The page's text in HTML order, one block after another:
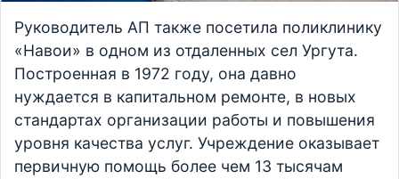
Руководитель АП также посетила поликлинику
«Навои» в одном из отдаленных сел Ургута.
Построенная в 1972 году, она давно
нуждается в капитальном ремонте, в новых
стандартах организации работы и повышения
уровня качества услуг. Учреждение оказывает
первичную помощь более чем 13 тысячам